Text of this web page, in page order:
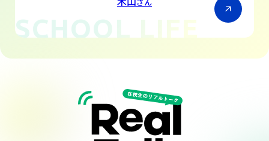
SCHOOL LIFE